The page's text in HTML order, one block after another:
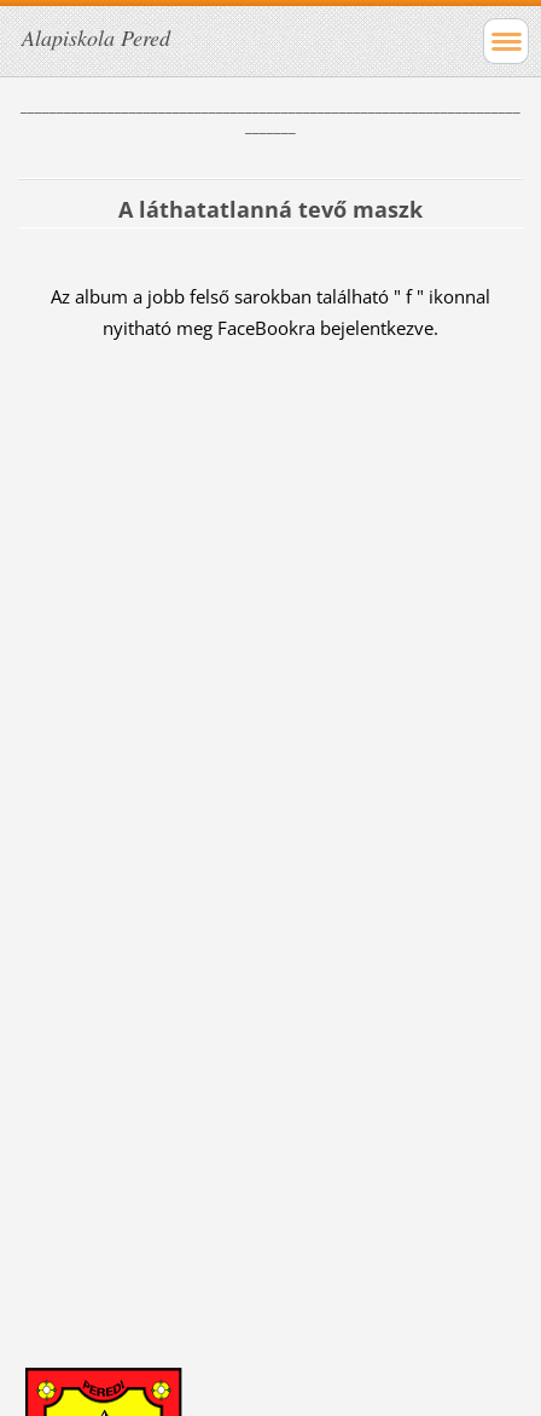
Alapiskola Pered
A láthatatlanná tevő maszk
Az album a jobb felső sarokban található " f " ikonnal
nyitható meg FaceBookra bejelentkezve.